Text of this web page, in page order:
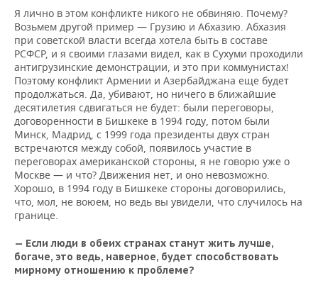
Я лично в этом конфликте никого не обвиняю. Почему?
Возьмем другой пример — Грузию и Абхазию. Абхазия
при советской власти всегда хотела быть в составе
РСФСР, и я своими глазами видел, как в Сухуми проходили
антигрузинские демонстрации, и это при коммунистах!
Поэтому конфликт Армении и Азербайджана еще будет
продолжаться. Да, убивают, но ничего в ближайшие
десятилетия сдвигаться не будет: были переговоры,
договоренности в Бишкеке в 1994 году, потом были
Минск, Мадрид, с 1999 года президенты двух стран
встречаются между собой, появилось участие в
переговорах американской стороны, я не говорю уже о
Москве — и что? Движения нет, и оно невозможно.
Хорошо, в 1994 году в Бишкеке стороны договорились,
что, мол, не воюем, но ведь вы увидели, что случилось на
границе.
— Если люди в обеих странах станут жить лучше,
богаче, это ведь, наверное, будет способствовать
мирному отношению к проблеме?